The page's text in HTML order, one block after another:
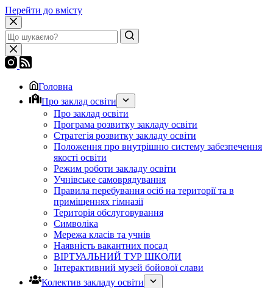
Перейти до вмісту
Головна
Про заклад освіти
Про заклад освіти
Програма розвитку закладу освіти
Стратегія розвитку закладу освіти
Положення про внутрішню систему забезпечення
якості освіти
Режим роботи закладу освіти
Учнівське самоврядування
Правила перебування осіб на території та в
приміщеннях гімназії
Територія обслуговування
Символіка
Мережа класів та учнів
Наявність вакантних посад
ВІРТУАЛЬНИЙ ТУР ШКОЛИ
Інтерактивний музей бойової слави
Колектив закладу освіти